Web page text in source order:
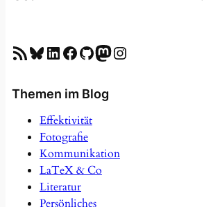
RSS-Feed Bluesky LinkedIn Facebook GitHub Mastodon Instagram
Themen im Blog
Effektivität
Fotografie
Kommunikation
LaTeX & Co
Literatur
Persönliches